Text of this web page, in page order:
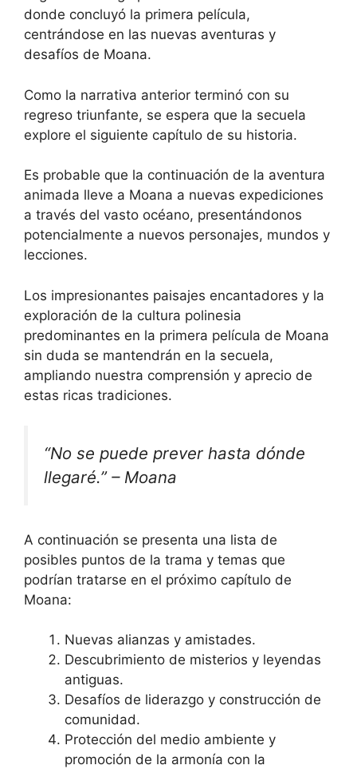
donde concluyó la primera película,
centrándose en las nuevas aventuras y
desafíos de Moana.
Como la narrativa anterior terminó con su
regreso triunfante, se espera que la secuela
explore el siguiente capítulo de su historia.
Es probable que la continuación de la aventura
animada lleve a Moana a nuevas expediciones
a través del vasto océano, presentándonos
potencialmente a nuevos personajes, mundos y
lecciones.
Los impresionantes paisajes encantadores y la
exploración de la cultura polinesia
predominantes en la primera película de Moana
sin duda se mantendrán en la secuela,
ampliando nuestra comprensión y aprecio de
estas ricas tradiciones.
“No se puede prever hasta dónde
llegaré.” – Moana
A continuación se presenta una lista de
posibles puntos de la trama y temas que
podrían tratarse en el próximo capítulo de
Moana:
Nuevas alianzas y amistades.
Descubrimiento de misterios y leyendas
antiguas.
Desafíos de liderazgo y construcción de
comunidad.
Protección del medio ambiente y
promoción de la armonía con la